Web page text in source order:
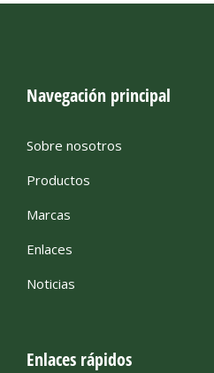
Navegación principal
Sobre nosotros
Productos
Marcas
Enlaces
Noticias
Enlaces rápidos